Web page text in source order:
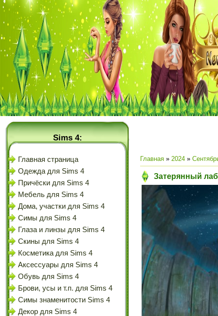
Sims 4:
Главная страница
Одежда для Sims 4
Причёски для Sims 4
Мебель для Sims 4
Дома, участки для Sims 4
Симы для Sims 4
Глаза и линзы для Sims 4
Скины для Sims 4
Косметика для Sims 4
Аксессуары для Sims 4
Обувь для Sims 4
Брови, усы и т.п. для Sims 4
Симы знаменитости Sims 4
Декор для Sims 4
Главная » 2024 »
Затерянный